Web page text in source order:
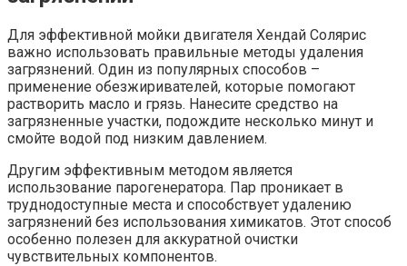
Для эффективной мойки двигателя Хендай Солярис
важно использовать правильные методы удаления
загрязнений. Один из популярных способов –
применение обезжиривателей, которые помогают
растворить масло и грязь. Нанесите средство на
загрязненные участки, подождите несколько минут и
смойте водой под низким давлением.
Другим эффективным методом является
использование парогенератора. Пар проникает в
труднодоступные места и способствует удалению
загрязнений без использования химикатов. Этот способ
особенно полезен для аккуратной очистки
чувствительных компонентов.